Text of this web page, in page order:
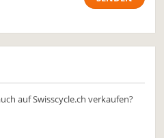
auf Swisscycle.ch verkaufen?